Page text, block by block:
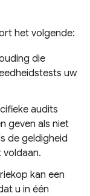
het volgende:
die
uw
audits
geven als niet
de geldigheid
voldaan.
kan een
u in één